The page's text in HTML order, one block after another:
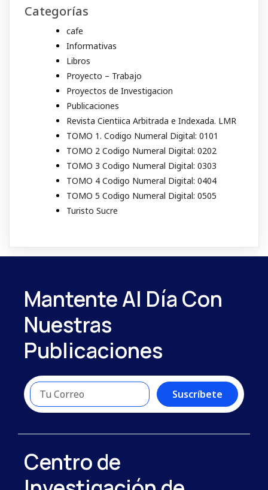
Categorías
cafe
Informativas
Libros
Proyecto – Trabajo
Proyectos de Investigacion
Publicaciones
Revista Cientiica Arbitrada e Indexada. LMR
TOMO 1. Codigo Numeral Digital: 0101
TOMO 2 Codigo Numeral Digital: 0202
TOMO 3 Codigo Numeral Digital: 0303
TOMO 4 Codigo Numeral Digital: 0404
TOMO 5 Codigo Numeral Digital: 0505
Turisto Sucre
Mantente Al Día Con
Nuestras
Publicaciones
Suscríbete
Centro de